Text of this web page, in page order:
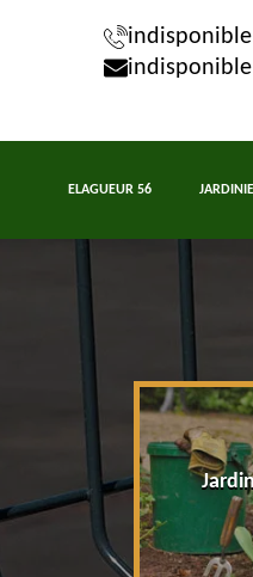
indisponible
indisponible
ELAGUEUR 56